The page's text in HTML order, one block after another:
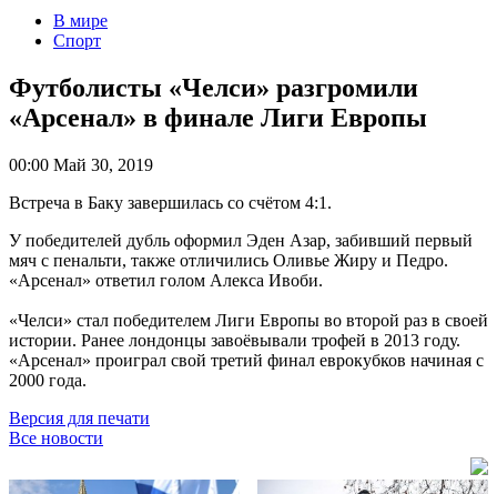
В мире
Спорт
Футболисты «Челси» разгромили
«Арсенал» в финале Лиги Европы
00:00 Май 30, 2019
Встреча в Баку завершилась со счётом 4:1.
У победителей дубль оформил Эден Азар, забивший первый
мяч с пенальти, также отличились Оливье Жиру и Педро.
«Арсенал» ответил голом Алекса Ивоби.
«Челси» стал победителем Лиги Европы во второй раз в своей
истории. Ранее лондонцы завоёвывали трофей в 2013 году.
«Арсенал» проиграл свой третий финал еврокубков начиная с
2000 года.
Версия для печати
Все новости